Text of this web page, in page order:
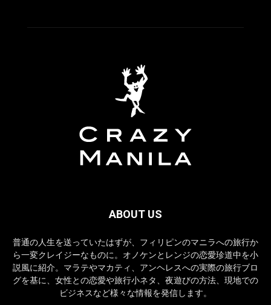
ABOUT US
普通の人生を送っていたはずが、フィリピンのマニラへの旅行か
ら一変クレイジーなものに。オノケンとレンジの恋愛珍道中を小
説風に紹介。マラテやマカティ、アンヘレスへの実際の旅行ブロ
グを基に、女性との恋愛や旅行小ネタ、夜遊びの方法、現地での
ビジネスなど様々な情報を発信します。